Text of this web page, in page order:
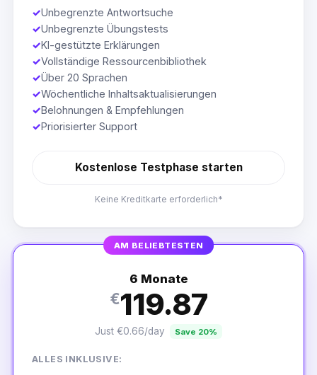
✓Unbegrenzte Antwortsuche
✓Unbegrenzte Übungstests
✓KI-gestützte Erklärungen
✓Vollständige Ressourcenbibliothek
✓Über 20 Sprachen
✓Wöchentliche Inhaltsaktualisierungen
✓Belohnungen & Empfehlungen
✓Priorisierter Support
Kostenlose Testphase starten
Keine Kreditkarte erforderlich*
AM BELIEBTESTEN
6 Monate
€119.87
Just €0.66/day Save 20%
ALLES INKLUSIVE: